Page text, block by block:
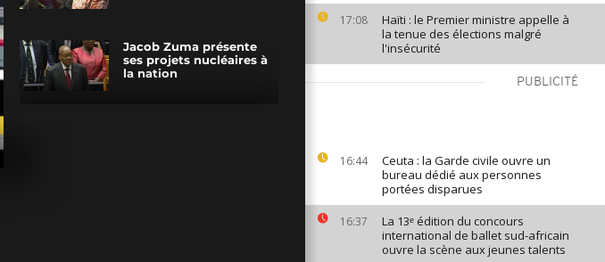
17:08
Haïti : le Premier ministre appelle à
la tenue des élections malgré
l'insécurité
PUBLICITÉ
16:44
Ceuta : la Garde civile ouvre un
bureau dédié aux personnes
portées disparues
16:37
La 13ᵉ édition du concours
international de ballet sud-africain
ouvre la scène aux jeunes talents
Jacob Zuma présente
ses projets nucléaires à
la nation